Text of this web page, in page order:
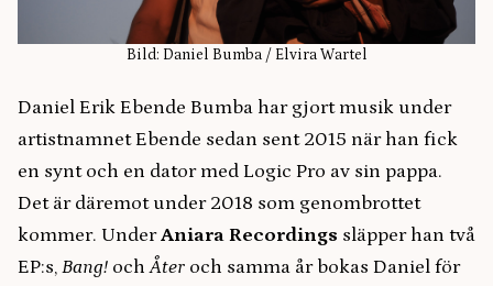
Bild: Daniel Bumba / Elvira Wartel
Daniel Erik Ebende Bumba har gjort musik under
artistnamnet Ebende sedan sent 2015 när han fick
en synt och en dator med Logic Pro av sin pappa.
Det är däremot under 2018 som genombrottet
kommer. UnderAniara Recordings släpper han två
EP:s, Bang! ochÅter och samma år bokas Daniel för